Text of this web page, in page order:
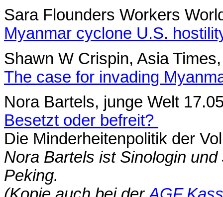
Sara Flounders Workers
Myanmar cyclone U.S.
Shawn W Crispin, Asia
The case for invading
Nora Bartels, junge Welt
Besetzt oder befreit?
Die Minderheitenpolitik der
Nora Bartels ist Sinologin
Peking.